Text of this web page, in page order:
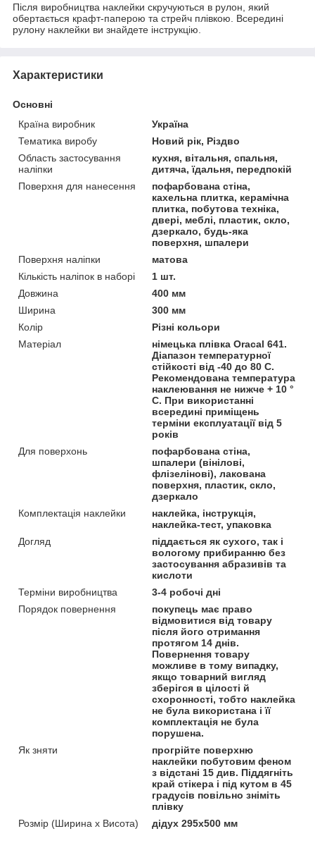
Після виробництва наклейки скручуються в рулон, який
обертається крафт-паперою та стрейч плівкою. Всередині
рулону наклейки ви знайдете інструкцію.
Характеристики
Основні
Країна виробник
Україна
Тематика виробу
Новий рік, Різдво
Область застосування
наліпки
кухня, вітальня, спальня,
дитяча, їдальня, передпокій
Поверхня для нанесення
пофарбована стіна,
кахельна плитка, керамічна
плитка, побутова техніка,
двері, меблі, пластик, скло,
дзеркало, будь-яка
поверхня, шпалери
Поверхня наліпки
матова
Кількість наліпок в наборі
1 шт.
Довжина
400 мм
Ширина
300 мм
Колір
Різні кольори
Матеріал
німецька плівка Oracal 641.
Діапазон температурної
стійкості від -40 до 80 С.
Рекомендована температура
наклеювання не нижче + 10 °
С. При використанні
всередині приміщень
терміни експлуатації від 5
років
Для поверхонь
пофарбована стіна,
шпалери (вінілові,
флізелінові), лакована
поверхня, пластик, скло,
дзеркало
Комплектація наклейки
наклейка, інструкція,
наклейка-тест, упаковка
Догляд
піддається як сухого, так і
вологому прибиранню без
застосування абразивів та
кислоти
Терміни виробництва
3-4 робочі дні
Порядок повернення
покупець має право
відмовитися від товару
після його отримання
протягом 14 днів.
Повернення товару
можливе в тому випадку,
якщо товарний вигляд
зберігся в цілості й
схоронності, тобто наклейка
не була використана і її
комплектація не була
порушена.
Як зняти
прогрійте поверхню
наклейки побутовим феном
з відстані 15 див. Піддягніть
край стікера і під кутом в 45
градусів повільно зніміть
плівку
Розмір (Ширина х Висота)
дідух 295х500 мм